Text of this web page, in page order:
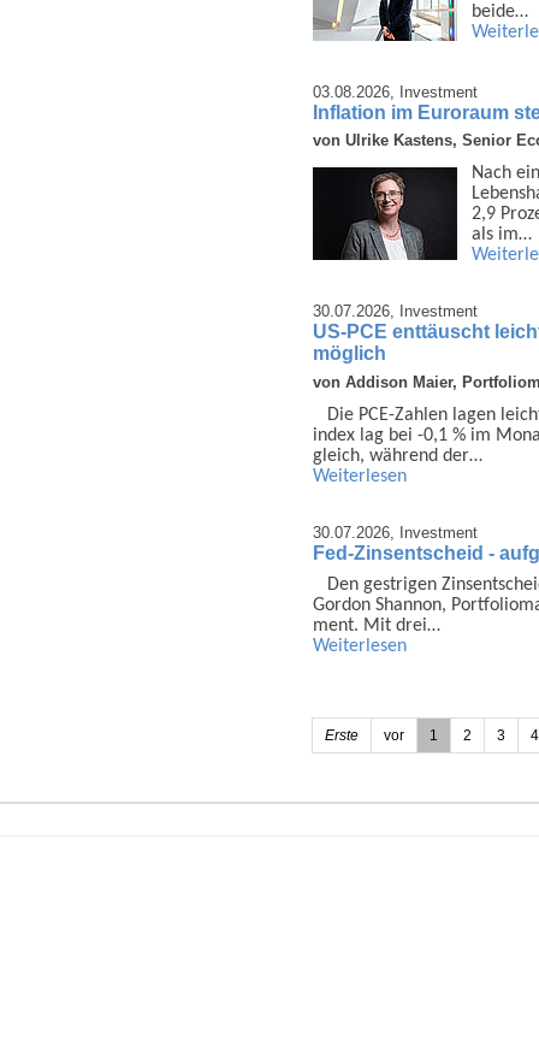
beide…
03.08.2026, Investment
Inflation im Euroraum
von Ulrike Kastens, Senior
Nach
2,9
als im…
30.07.2026, Investment
US-PCE enttäuscht
möglich
von Addison Maier,
Die PCE-Zahlen lagen
index lag bei -0,1 % im
gleich, während der…
Weiterlesen
30.07.2026, Investment
Fed-Zinsentscheid -
Den gestrigen
Gordon Shannon,
ment. Mit drei…
Weiterlesen
Erste vor 1 2 3 4